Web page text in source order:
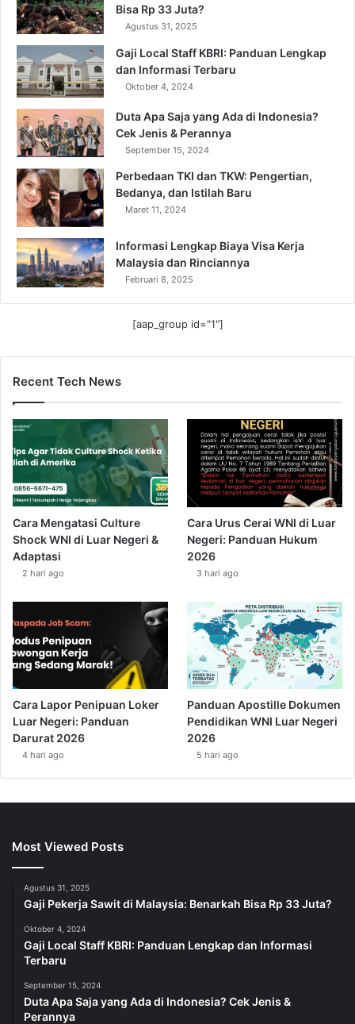
a
Bisa Rp 33 Juta?
Agustus 31, 2025
Gaji Local Staff KBRI: Panduan Lengkap
dan Informasi Terbaru
Oktober 4, 2024
Duta Apa Saja yang Ada di Indonesia?
Cek Jenis & Perannya
September 15, 2024
Perbedaan TKI dan TKW: Pengertian,
Bedanya, dan Istilah Baru
Maret 11, 2024
Informasi Lengkap Biaya Visa Kerja
Malaysia dan Rinciannya
Februari 8, 2025
[aap_group id="1"]
Recent Tech News
Cara Mengatasi Culture
Shock WNI di Luar Negeri &
Adaptasi
2 hari ago
Cara Urus Cerai WNI di Luar
Negeri: Panduan Hukum
2026
3 hari ago
Cara Lapor Penipuan Loker
Luar Negeri: Panduan
Darurat 2026
4 hari ago
Panduan Apostille Dokumen
Pendidikan WNI Luar Negeri
2026
5 hari ago
Most Viewed Posts
Agustus 31, 2025
Gaji Pekerja Sawit di Malaysia: Benarkah Bisa Rp 33 Juta?
Oktober 4, 2024
Gaji Local Staff KBRI: Panduan Lengkap dan Informasi
Terbaru
September 15, 2024
Duta Apa Saja yang Ada di Indonesia? Cek Jenis &
Perannya